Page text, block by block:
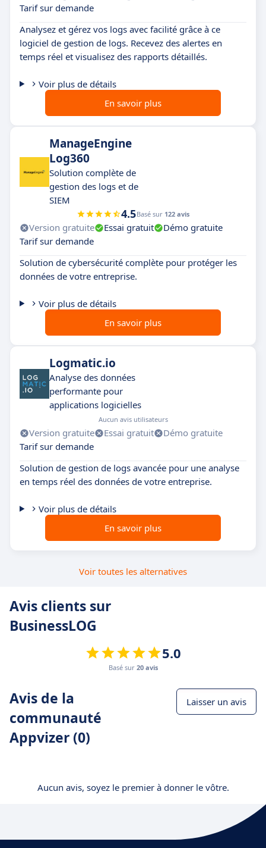
Tarif sur demande
Analysez et gérez vos logs avec facilité grâce à ce
logiciel de gestion de logs. Recevez des alertes en
temps réel et visualisez des rapports détaillés.
Voir plus de détails
En savoir plus
ManageEngine
Log360
Solution complète de
gestion des logs et de
SIEM
4.5Basé sur 122 avis
Version gratuite Essai gratuit
Démo gratuite
Tarif sur demande
Solution de cybersécurité complète pour protéger les
données de votre entreprise.
Voir plus de détails
En savoir plus
Logmatic.io
Analyse des données
performante pour
applications logicielles
Aucun avis utilisateurs
Version gratuite Essai gratuit
Démo gratuite
Tarif sur demande
Solution de gestion de logs avancée pour une analyse
en temps réel des données de votre entreprise.
Voir plus de détails
En savoir plus
Voir toutes les alternatives
Avis clients sur
BusinessLOG
5.0
Basé sur 20 avis
Avis de la
communauté
Appvizer (0)
Laisser un avis
Aucun avis, soyez le premier à donner le vôtre.